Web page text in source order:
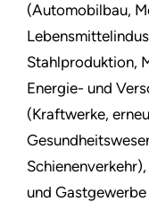
(Automobilbau,
Stahlproduktion,
Energie- und
(Kraftwerke,
und